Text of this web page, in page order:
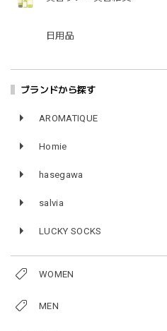
日用品
ブランドから探す
AROMATIQUE
Homie
hasegawa
salvia
LUCKY SOCKS
WOMEN
MEN